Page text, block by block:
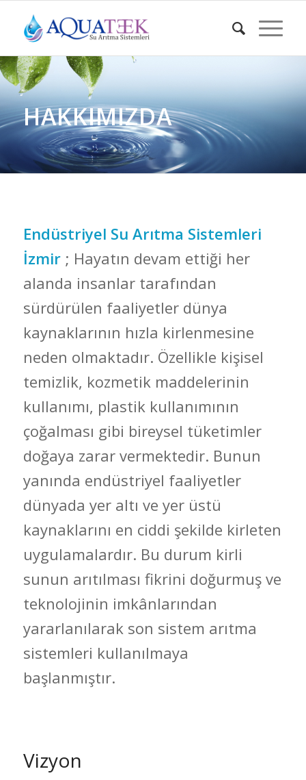
HAKKIMIZDA
Endüstriyel Su Arıtma Sistemleri
İzmir; Hayatın devam ettiği her
alanda insanlar tarafından
sürdürülen faaliyetler dünya
kaynaklarının hızla kirlenmesine
neden olmaktadır. Özellikle kişisel
temizlik, kozmetik maddelerinin
kullanımı, plastik kullanımının
çoğalması gibi bireysel tüketimler
doğaya zarar vermektedir. Bunun
yanında endüstriyel faaliyetler
dünyada yer altı ve yer üstü
kaynaklarını en ciddi şekilde kirleten
uygulamalardır. Bu durum kirli
sunun arıtılması fikrini doğurmuş ve
teknolojinin imkânlarından
yararlanılarak son sistem arıtma
sistemleri kullanılmaya
başlanmıştır.
Vizyon